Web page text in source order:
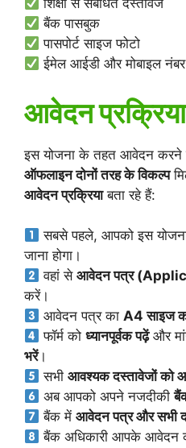
शिक्षा से संबंधित दस्तावेज
बैंक पासबुक
पासपोर्ट साइज फोटो
ईमेल आईडी और मोबाइल नंबर
आवेदन प्रक्रिया
इस योजना के तहत आवेदन करने
ऑफलाइन दोनों तरह के विकल्प
आवेदन प्रक्रियाबता रहे हैं:
सबसे पहले, आपको इस
जाना होगा।
वहां सेआवेदन पत्र
करें।
आवेदन पत्र काA4 साइज
फॉर्म कोध्यानपूर्वक पढ़ेंऔर
भरें।
सभीआवश्यक दस्तावेजों को
अब आपको अपने नजदीकी
बैंक मेंआवेदन पत्र और सभी
बैंक अधिकारी आपके